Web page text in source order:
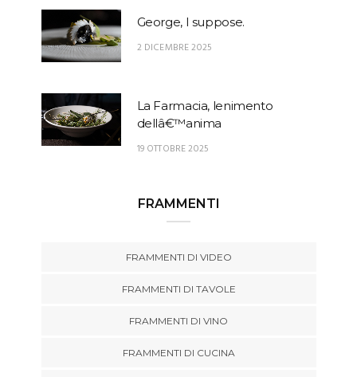
George, I suppose.
2 DICEMBRE 2025
La Farmacia, lenimento
dellâ€™anima
19 OTTOBRE 2025
FRAMMENTI
FRAMMENTI DI VIDEO
FRAMMENTI DI TAVOLE
FRAMMENTI DI VINO
FRAMMENTI DI CUCINA